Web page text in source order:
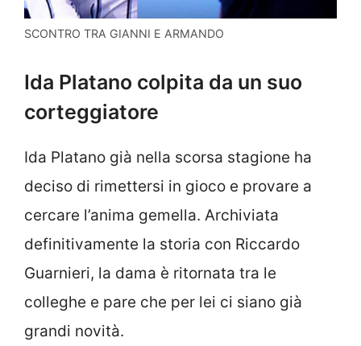
SCONTRO TRA GIANNI E ARMANDO
Ida Platano colpita da un suo
corteggiatore
Ida Platano già nella scorsa stagione ha
deciso di rimettersi in gioco e provare a
cercare l’anima gemella. Archiviata
definitivamente la storia con Riccardo
Guarnieri, la dama è ritornata tra le
colleghe e pare che per lei ci siano già
grandi novità.